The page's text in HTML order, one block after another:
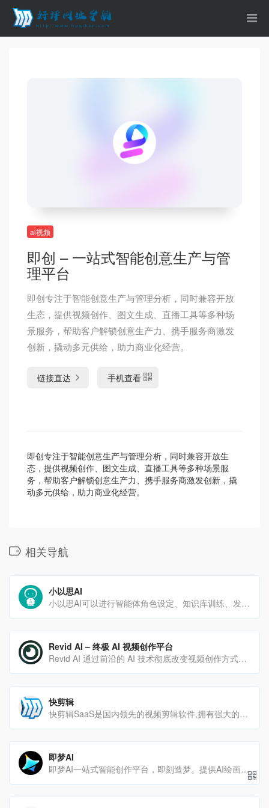
ai视频
即创 – 一站式智能创意生产与管
理平台
即创专注于智能创意生产与管理分析，同时兼容开放
生态，提供视频创作、图文生成、直播工具等多种场
景服务，帮助客户解锁创意生产力、携手服务商激发
创新，撬动多元供给，助力商业化经营。
链接直达 手机查看
即创专注于智能创意生产与管理分析，同时兼容开放生
态，提供视频创作、图文生成、直播工具等多种场景服
务，帮助客户解锁创意生产力、携手服务商激发创新，撬
动多元供给，助力商业化经营。
相关导航
小以思AI
小以思AI可以进行智能体角色设定、知识库训练、发布/分享智能体，同时还带有AI智能对话，可以设定多种AI行业场景等强大的功能，拥有强大的第三方对接能力。适用于企业智能客服、企业智能文档、专家顾问助理等多种企业级商业场景，具有较大的商业使用价值！
Revid AI – 终极 AI 视频创作平台
Revid AI 通过前沿的 AI 技术彻底改变视频创作方式，无论是制作 TikTok、Instagram Reels、YouTube Shorts 还是长视频，Revid AI 都能为您提供全面的工具，轻松实现创意。
快剪辑
快剪辑SaaS是国内领先的视频剪辑软件,拥有强大的云端剪辑能力,支持在线去水印,录屏,录音,视频文字互转,添加字幕,拥有海量版权视频模板,音乐,特效,贴纸,适用于个人和中小企业定制,支持手机APP和电脑PC下载
即梦AI
即梦AI一站式智能创作平台，即刻造梦。提供AI绘画和AIGC视频创作体验，拥有激发无限创作灵感的社区。让即梦A[…]